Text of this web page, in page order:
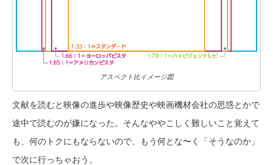
アスペクト比イメージ図
文献を読むと映像の進歩や映像歴史や映画機材会社の思惑とかで
途中で読むのが嫌になった。そんなややこしく難しいこと覚えて
も、何のトクにもならないので、もう何とな〜く「そうなのか」
で次に行っちゃおう。